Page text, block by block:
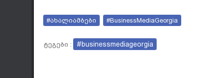
#ახალიამბები #BusinessMediaGeorgia
ტეგები : #businessmediageorgia